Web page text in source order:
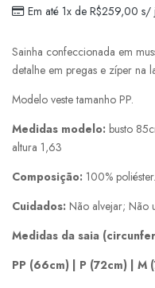
Em até 1x de R$259,00 s/
Sainha confeccionada em
detalhe em pregas e zíper na
Modelo veste tamanho PP.
Medidas modelo: busto
altura 1,63
Composição: 100% poliéster.
Cuidados: Não alvejar; Não
Medidas da saia
PP (66cm) | P (72cm) | M